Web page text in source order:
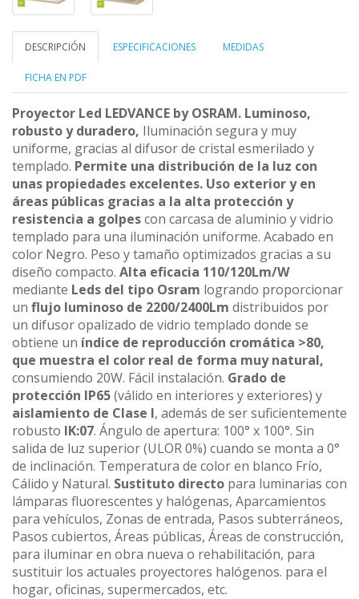
DESCRIPCIÓN ESPECIFICACIONES MEDIDAS
FICHA EN PDF
Proyector Led LEDVANCE by OSRAM. Luminoso,
robusto y duradero, Iluminación segura y muy
uniforme, gracias al difusor de cristal esmerilado y
templado. Permite una distribución de la luz con
unas propiedades excelentes. Uso exterior y en
áreas públicas gracias a la alta protección y
resistencia a golpescon carcasa de aluminio y vidrio
templado para una iluminación uniforme. Acabado en
color Negro. Peso y tamaño optimizados gracias a su
diseño compacto. Alta eficacia 110/120Lm/W
mediante Leds del tipo Osram logrando proporcionar
un flujo luminoso de 2200/2400Lm distribuidos por
un difusor opalizado de vidrio templado donde se
obtiene un índice de reproducción cromática >80,
que muestra el color real de forma muy natural,
consumiendo 20W. Fácil instalación. Grado de
protección IP65(válido en interiores y exteriores) y
aislamiento de Clase I, además de ser suficientemente
robusto IK:07. Ángulo de apertura: 100° x 100°. Sin
salida de luz superior (ULOR 0%) cuando se monta a 0°
de inclinación. Temperatura de color en blanco Frío,
Cálido y Natural. Sustituto directo para luminarias con
lámparas fluorescentes y halógenas, Aparcamientos
para vehículos, Zonas de entrada, Pasos subterráneos,
Pasos cubiertos, Áreas públicas, Áreas de construcción,
para iluminar en obra nueva o rehabilitación, para
sustituir los actuales proyectores halógenos. para el
hogar, oficinas, supermercados, etc.